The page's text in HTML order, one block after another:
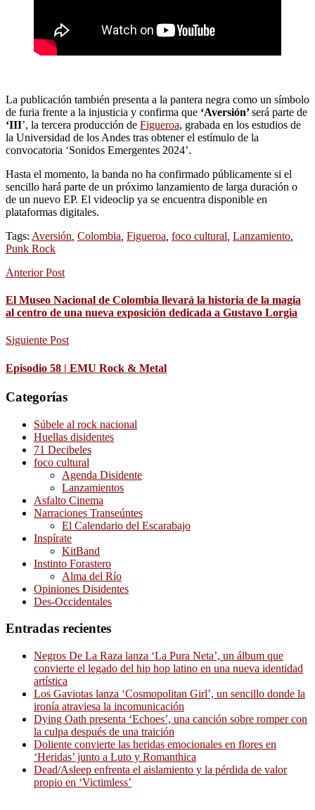
La publicación también presenta a la pantera negra como un símbolo
de furia frente a la injusticia y confirma que ‘Aversión’será parte de
‘III’, la tercera producción de Figueroa, grabada en los estudios de
la Universidad de los Andes tras obtener el estímulo de la
convocatoria ‘Sonidos Emergentes 2024’.
Hasta el momento, la banda no ha confirmado públicamente si el
sencillo hará parte de un próximo lanzamiento de larga duración o
de un nuevo EP. El videoclip ya se encuentra disponible en
plataformas digitales.
Tags: Aversión Colombia Figueroa foco cultural Lanzamiento
Punk Rock
Anterior Post
El Museo Nacional de Colombia llevará la historia de la magia
al centro de una nueva exposición dedicada a Gustavo Lorgia
Siguiente Post
Episodio 58 | EMU Rock & Metal
Categorías
Súbele al rock nacional
Huellas disidentes
71 Decibeles
foco cultural
Agenda Disidente
Lanzamientos
Asfalto Cinema
Narraciones Transeúntes
El Calendario del Escarabajo
Inspírate
KitBand
Instinto Forastero
Alma del Río
Opiniones Disidentes
Des-Occidentales
Entradas recientes
Negros De La Raza lanza ‘La Pura Neta’, un álbum que
convierte el legado del hip hop latino en una nueva identidad
artística
Los Gaviotas lanza ‘Cosmopolitan Girl’, un sencillo donde la
ironía atraviesa la incomunicación
Dying Oath presenta ‘Echoes’, una canción sobre romper con
la culpa después de una traición
Doliente convierte las heridas emocionales en flores en
‘Heridas’ junto a Luto y Romanthica
Dead/Asleep enfrenta el aislamiento y la pérdida de valor
propio en ‘Victimless’